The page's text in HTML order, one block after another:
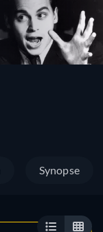
Synopse